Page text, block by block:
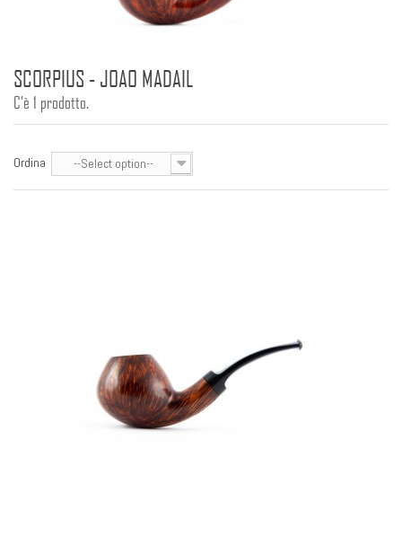
SCORPIUS - JOAO MADAIL
C'è 1 prodotto.
Ordina --Select option--